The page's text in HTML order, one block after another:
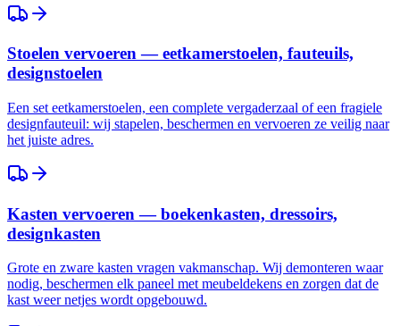
Stoelen vervoeren — eetkamerstoelen, fauteuils,
designstoelen
Een set eetkamerstoelen, een complete vergaderzaal of een fragiele
designfauteuil: wij stapelen, beschermen en vervoeren ze veilig naar
het juiste adres.
Kasten vervoeren — boekenkasten, dressoirs,
designkasten
Grote en zware kasten vragen vakmanschap. Wij demonteren waar
nodig, beschermen elk paneel met meubeldekens en zorgen dat de
kast weer netjes wordt opgebouwd.